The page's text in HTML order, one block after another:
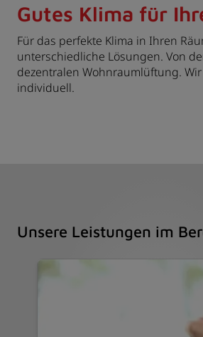
Gutes Klima für
Für das perfekte Klima in Ihren
unterschiedliche Lösungen. Von
dezentralen Wohnraumlüftung.
individuell.
Unsere Leistungen im